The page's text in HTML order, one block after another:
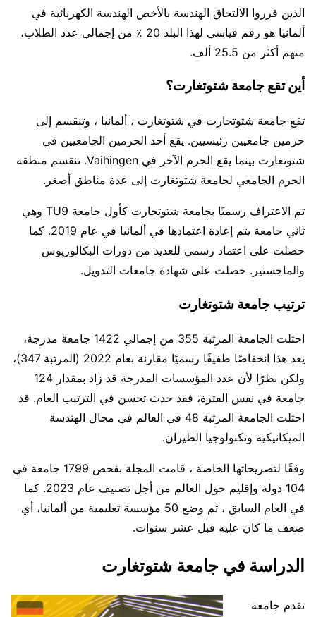
الذين قرروا الالتحاق الهندسة بالأخص الهندسة الكهربائية في
ألمانيا هو رقم قياسي لهذا البلد 20 ٪ من إجمالي عدد الطلاب،
منهم أكثر من 25.5 ألف.
أين تقع جامعة شتوتغارت؟
تقع جامعة شتوتجارت في شتوتغارت ، ألمانيا ، وتنقسم إلى
حرمين جامعيين رئيسيين. يقع أحد الحرمين الجامعيين في
شتوتغارت بينما يقع الحرم الآخر في Vaihingen. تنقسم منطقة
الحرم الجامعي لجامعة شتوتغارت إلى عدة مناطق أصغر.
تم الاعتراف رسميًا بجامعة شتوتجارت كأول جامعة TU9 وهي
ثاني جامعة يتم إعادة اعتمادها في ألمانيا في عام 2019. كما
حصلت على اعتماد رسمي للعديد من دورات البكالوريوس
والماجستير. حصلت على شهادة جامعات التدويل.
ترتيب جامعة شتوتغارت
احتلت الجامعة المرتبة 355 من إجمالي 1422 جامعة مدرجة،
يعد هذا انخفاضًا طفيفًا رسميًا مقارنة بعام 2022 (المرتبة 347)،
ولكن نظرًا لأن عدد المؤسسات المدرجة قد زاد بمقدار 124
جامعة في نفس الفترة، فقد حدث تحسن في الترتيب العام. قد
احتلت الجامعة المرتبة 48 في العالم في مجال الهندسة
الميكانيكية وتكنولوجيا الطيران.
وفقًا لتصريحاتها الخاصة ، قامت المجلة بفحص 1799 جامعة في
104 دولة وإقليم حول العالم من أجل تصنيف عام 2023. كما
في العام السابق ، تم وضع 50 مؤسسة تعليمية من ألمانيا، أي
ضعف ما كان عليه قبل عشر سنوات.
الدراسة في جامعة شتوتغارت
تقدم جامعة